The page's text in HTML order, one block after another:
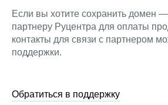
Если вы хотите сохранить домен —
партнеру Руцентра для оплаты
контакты для связи с партнером
поддержки.
Обратиться в поддержку